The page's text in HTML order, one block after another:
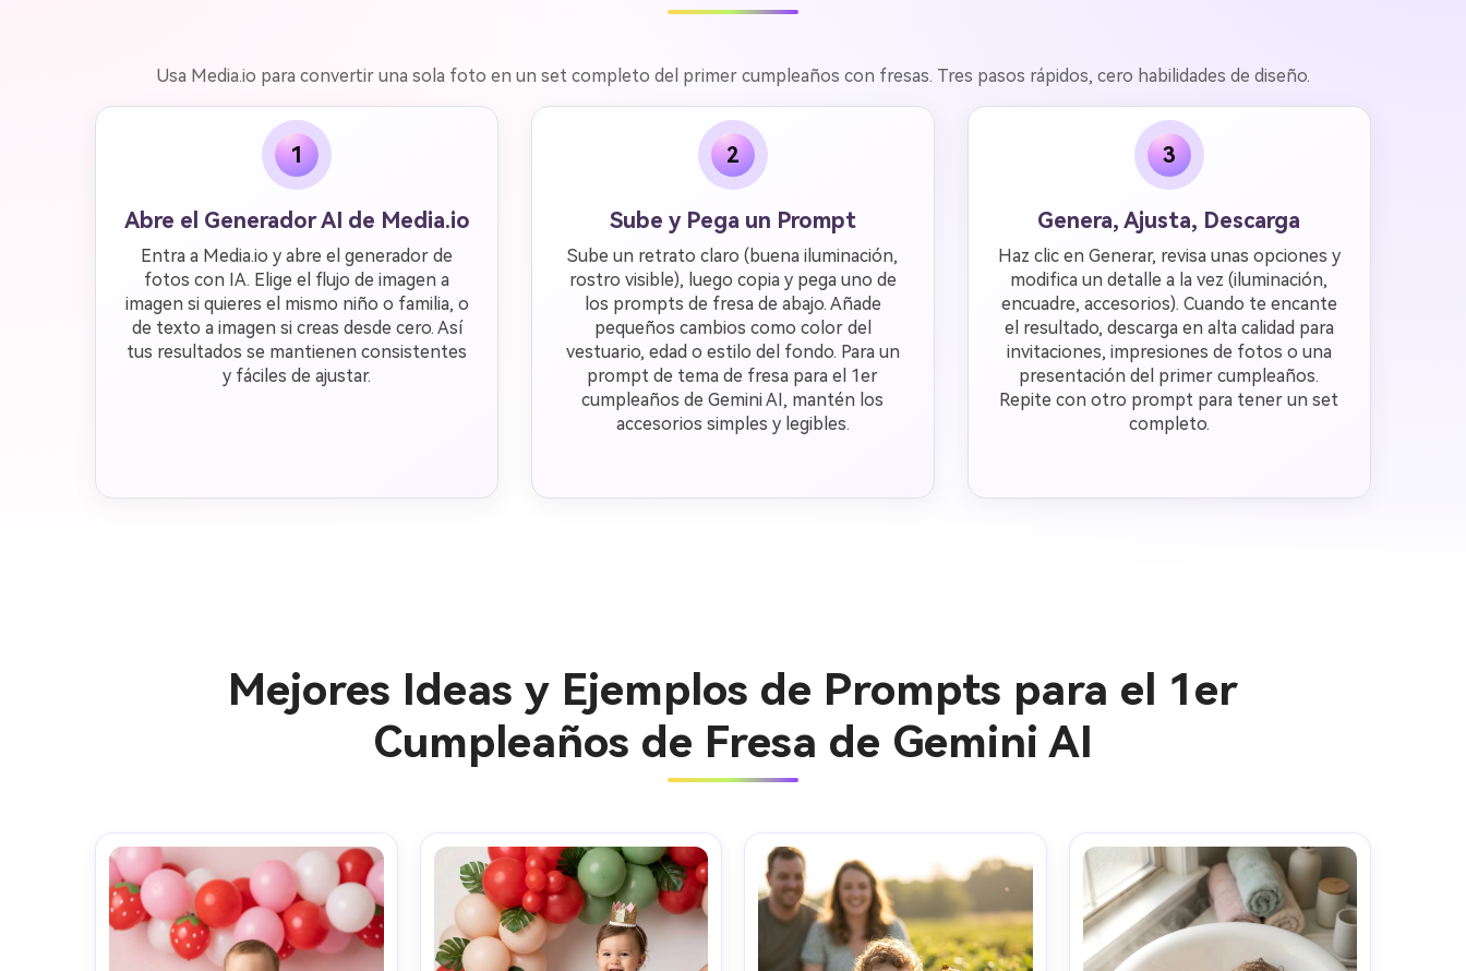
Usa Media.io para convertir una sola foto en un set completo del primer cumpleaños con fresas. Tres pasos rápidos, cero habilidades de diseño.
1
Abre el Generador AI de Media.io
Entra a Media.io y abre el generador de
fotos con IA. Elige el flujo de imagen a
imagen si quieres el mismo niño o familia, o
de texto a imagen si creas desde cero. Así
tus resultados se mantienen consistentes
y fáciles de ajustar.
2
Sube y Pega un Prompt
Sube un retrato claro (buena iluminación,
rostro visible), luego copia y pega uno de
los prompts de fresa de abajo. Añade
pequeños cambios como color del
vestuario, edad o estilo del fondo. Para un
prompt de tema de fresa para el 1er
cumpleaños de Gemini AI, mantén los
accesorios simples y legibles.
3
Genera, Ajusta, Descarga
Haz clic en Generar, revisa unas opciones y
modifica un detalle a la vez (iluminación,
encuadre, accesorios). Cuando te encante
el resultado, descarga en alta calidad para
invitaciones, impresiones de fotos o una
presentación del primer cumpleaños.
Repite con otro prompt para tener un set
completo.
Mejores Ideas y Ejemplos de Prompts para el 1er
Cumpleaños de Fresa de Gemini AI